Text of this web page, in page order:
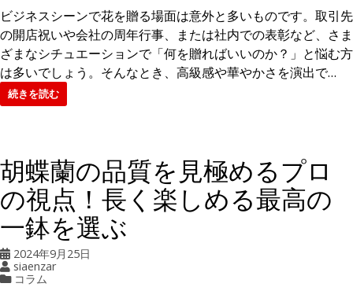
ビジネスシーンで花を贈る場面は意外と多いものです。取引先
の開店祝いや会社の周年行事、または社内での表彰など、さま
ざまなシチュエーションで「何を贈ればいいのか？」と悩む方
は多いでしょう。そんなとき、高級感や華やかさを演出で…
続きを読む
胡蝶蘭の品質を見極めるプロ
の視点！長く楽しめる最高の
一鉢を選ぶ
2024年9月25日
siaenzar
コラム